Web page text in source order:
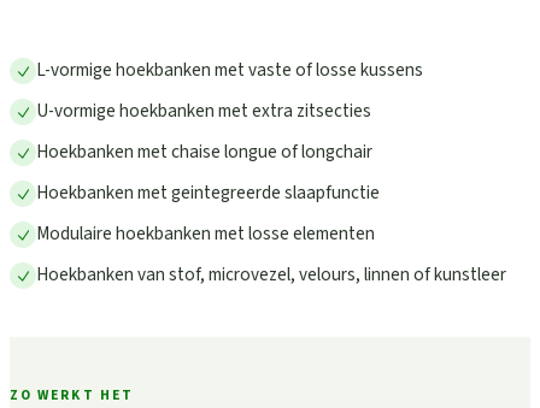
L-vormige hoekbanken met vaste of losse kussens
U-vormige hoekbanken met extra zitsecties
Hoekbanken met chaise longue of longchair
Hoekbanken met geintegreerde slaapfunctie
Modulaire hoekbanken met losse elementen
Hoekbanken van stof, microvezel, velours, linnen of kunstleer
ZO WERKT HET